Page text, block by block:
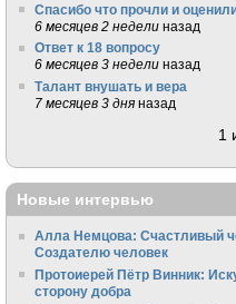
Спасибо что прочли и
6 месяцев 2 недели назад
Ответ к 18 вопросу
6 месяцев 3 недели назад
Талант внушать и вера
7 месяцев 3 дня назад
1
Новые интервью
Алла Немцова: Счастливый
Создателю человек
Протоиерей Пётр Винник:
сторону добра